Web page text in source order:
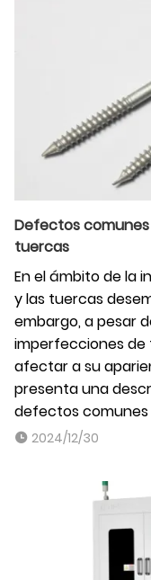
Defectos
tuercas
En el ámbito de la
y las tuercas
embargo, a pesar
imperfecciones
afectar a su
presenta una
defectos comunes
2024/12/30